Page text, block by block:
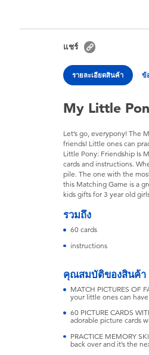
แชร์
รายละเอียดสินค้า ข้
My Little
Let’s go, everypony! The
friends! Little ones can
Little Pony: Friendship Is
cards and instructions.
pile. The one with the
this Matching Game is a
kids gifts for 3 year old
รวมถึง
60 cards
instructions
คุณสมบัติของสินค้า
MATCH PICTURES OF
your little ones can
60 PICTURE CARDS
adorable picture cards
PRACTICE MEMORY
back over and it’s the